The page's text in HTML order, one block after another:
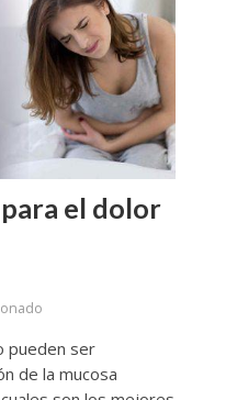
el dolor
pueden ser
de la mucosa